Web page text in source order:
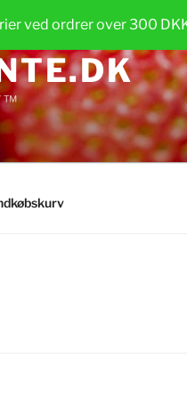
ved ordrer over 300
™